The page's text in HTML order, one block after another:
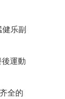
乐副
後運動
全的